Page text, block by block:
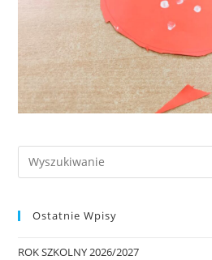
Ostatnie Wpisy
ROK SZKOLNY 2026/2027